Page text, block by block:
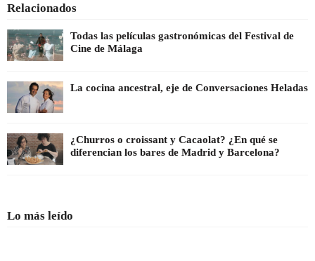
Relacionados
Todas las películas gastronómicas del Festival de
Cine de Málaga
La cocina ancestral, eje de Conversaciones Heladas
¿Churros o croissant y Cacaolat? ¿En qué se
diferencian los bares de Madrid y Barcelona?
Lo más leído